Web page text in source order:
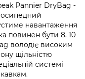
Pannier DryBag -
навантаження
повинен бути 8, 10
володіє високим
щільністю
системі